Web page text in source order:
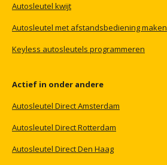
Autosleutel kwijt
Autosleutel met afstandsbedieningmaken
Keyless autosleutels programmeren
Actief in onder andere
Autosleutel DirectAmsterdam
Autosleutel DirectRotterdam
Autosleutel DirectDen Haag